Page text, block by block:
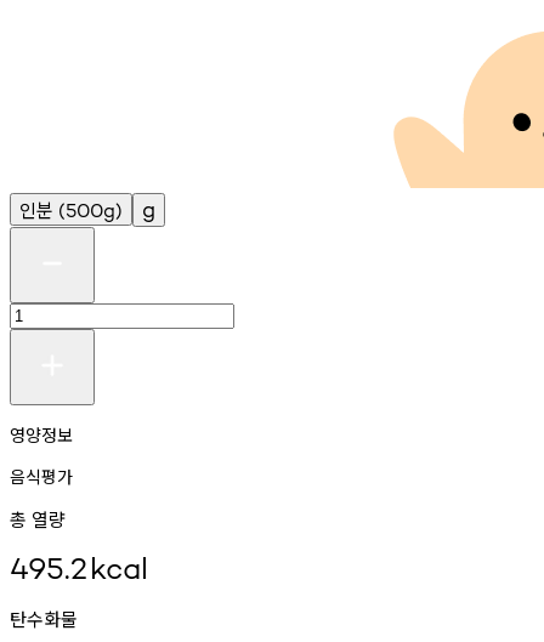
인분 (500g) g
영양정보
음식평가
총 열량
495.2kcal
탄수화물